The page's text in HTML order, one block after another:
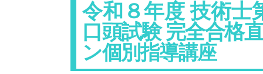
令和８年度 技術士
口頭試験 完全合格
ン個別指導講座